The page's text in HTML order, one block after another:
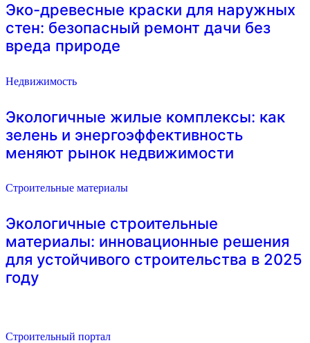
Эко-древесные краски для наружных
стен: безопасный ремонт дачи без
вреда природе
Недвижимость
Экологичные жилые комплексы: как
зелень и энергоэффективность
меняют рынок недвижимости
Строительные материалы
Экологичные строительные
материалы: инновационные решения
для устойчивого строительства в 2025
году
Строительный портал